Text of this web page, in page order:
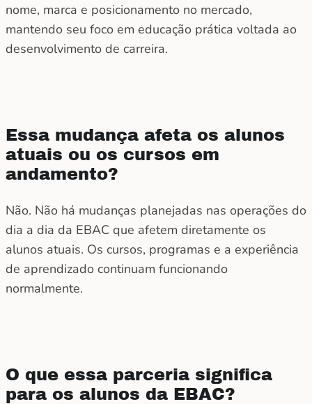
nome, marca e posicionamento no mercado,
mantendo seu foco em educação prática voltada ao
desenvolvimento de carreira.
Essa mudança afeta os alunos
atuais ou os cursos em
andamento?
Não. Não há mudanças planejadas nas operações do
dia a dia da EBAC que afetem diretamente os
alunos atuais. Os cursos, programas e a experiência
de aprendizado continuam funcionando
normalmente.
O que essa parceria significa
para os alunos da EBAC?